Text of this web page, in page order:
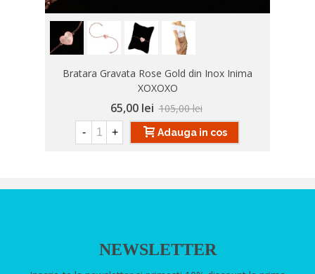
Bratara Gravata Rose Gold din Inox Inima
XOXOXO
65,00 lei 105,00 lei
- + Adauga in cos
NEWSLETTER